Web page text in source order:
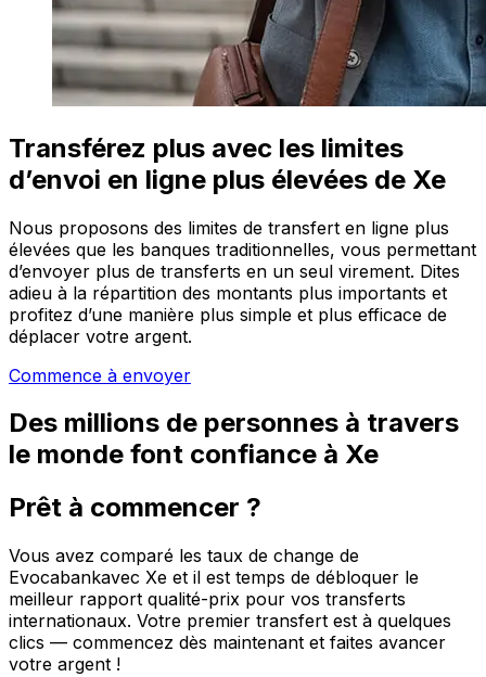
Transférez plus avec les limites
d’envoi en ligne plus élevées de Xe
Nous proposons des limites de transfert en ligne plus
élevées que les banques traditionnelles, vous permettant
d’envoyer plus de transferts en un seul virement. Dites
adieu à la répartition des montants plus importants et
profitez d’une manière plus simple et plus efficace de
déplacer votre argent.
Commence à envoyer
Des millions de personnes à travers
le monde font confiance à Xe
Prêt à commencer ?
Vous avez comparé les taux de change de
Evocabankavec Xe et il est temps de débloquer le
meilleur rapport qualité-prix pour vos transferts
internationaux. Votre premier transfert est à quelques
clics — commencez dès maintenant et faites avancer
votre argent !